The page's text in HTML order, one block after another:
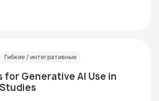
Гибкие / интегративные
for Generative AI Use in